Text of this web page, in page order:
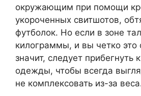
окружающим при помощи
укороченных свитшотов,
футболок. Но если в зоне
килограммы, и вы четко это
значит, следует прибегнуть
одежды, чтобы всегда
не комплексовать из-за